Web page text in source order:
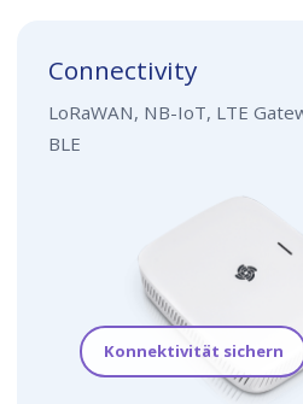
Connectivity
LoRaWAN, NB-IoT, LTE
BLE
Konnektivität sichern